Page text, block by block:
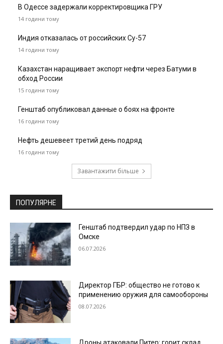
В Одессе задержали корректировщика ГРУ
14 години тому
Индия отказалась от российских Су-57
14 години тому
Казахстан наращивает экспорт нефти через Батуми в
обход России
15 години тому
Генштаб опубликовал данные о боях на фронте
16 години тому
Нефть дешевеет третий день подряд
16 години тому
Завантажити більше
ПОПУЛЯРНЕ
Генштаб подтвердил удар по НПЗ в
Омске
06.07.2026
Директор ГБР: общество не готово к
применению оружия для самообороны
08.07.2026